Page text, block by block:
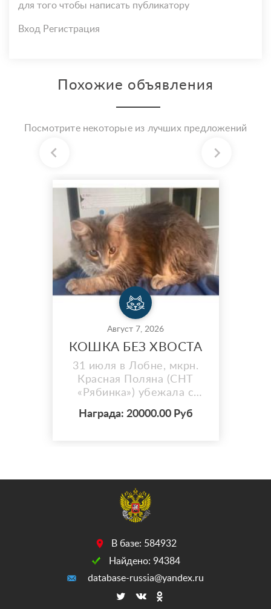
для того чтобы написать публикатору
Вход Регистрация
Похожие объявления
Посмотрите некоторые из лучших предложений
Август 7, 2026
КОШКА БЕЗ ХВОСТА
31 июля в Лобне, мкрн.
Красная Поляна (СНТ
«Рябинка») убежала с
Соня. ОСОБЫЕ
на зрачках- следствие
болезни в детстве ).
Сопит, насморк. Серая,
миниатюрная. Могла
забиться под заборы,
Награда: 20000.00 Руб
В базе: 584932
Найдено: 94384
database-russia@yandex.ru